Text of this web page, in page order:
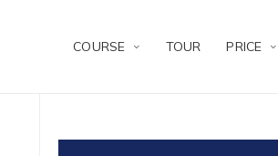
COURSE TOUR PRICE